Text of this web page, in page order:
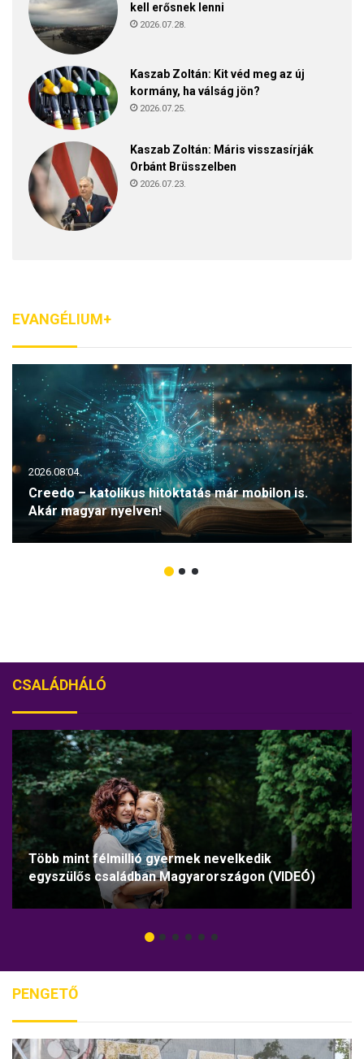
kell erősnek lenni
2026.07.28.
Kaszab Zoltán: Kit véd meg az új
kormány, ha válság jön?
2026.07.25.
Kaszab Zoltán: Máris visszasírják
Orbánt Brüsszelben
2026.07.23.
EVANGÉLIUM+
2026.08.04.
Creedo – katolikus hitoktatás már mobilon is.
Akár magyar nyelven!
CSALÁDHÁLÓ
Több mint félmillió gyermek nevelkedik
egyszülős családban Magyarországon (VIDEÓ)
PENGETŐ